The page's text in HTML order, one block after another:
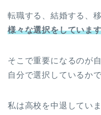
転職する、結婚する、
様々な選択をしていま
そこで重要になるのが
自分で選択しているかで
私は高校を中退してい